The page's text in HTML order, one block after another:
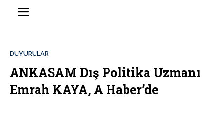
DUYURULAR
ANKASAM Dış Politika Uzmanı
Emrah KAYA, A Haber’de